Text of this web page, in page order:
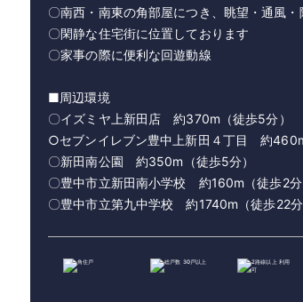
〇南西・南東の角部屋につき、眺望・通風・
〇閑静な住宅街に位置しております
〇家事の際に便利な回遊動線
■周辺環境
〇イズミヤ上新田店 約370m（徒歩5分）
○セブンイレブン豊中上新田４丁目 約
〇新田南公園 約350m（徒歩5分）
〇豊中市立新田南小学校 約160m（徒歩2分
〇豊中市立第九中学校 約1740m（徒歩22分